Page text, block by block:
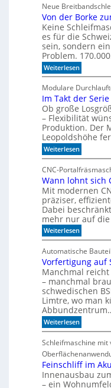
e
n
l
a
D
i
l
C
-
g
e
s
t
ü
t
z
t
m
i
d
e
r
Z
e
i
t
e
h
e
n
Neue
Von der Borke
Keine
es für die
sein, sondern
Problem.
Weiterlesen:
V
o
n
d
e
r
B
o
r
k
e
z
u
m
B
ü
c
h
e
r
r
e
a
l
Modulare
Im Takt der Serie
Ob große
– Flexibilität
Produktion. Der
Leopoldshöhe
Weiterlesen:
I
T
a
k
t
d
e
r
S
e
r
i
e
CNC-
Wann lohnt sich
Mit modernen
präziser,
Dabei
mehr nur auf
Weiterlesen:
W
a
n
n
l
o
h
n
t
s
i
c
h
C
N
C
-
T
Automatische
Vorfertigung auf
Manchmal reicht
– manchmal
schwedischen
Limtre, wo man
Weiterlesen:
V
r
f
e
r
t
Schleifmaschine mit
Feinschliff im
Innenausbau
– ein